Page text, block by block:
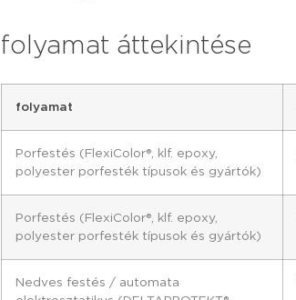
folyamat áttekintése
folyamat
Porfestés (FlexiColor®, klf. epoxy,
polyester porfesték típusok és gyártók)
Porfestés (FlexiColor®, klf. epoxy,
polyester porfesték típusok és gyártók)
Nedves festés / automata